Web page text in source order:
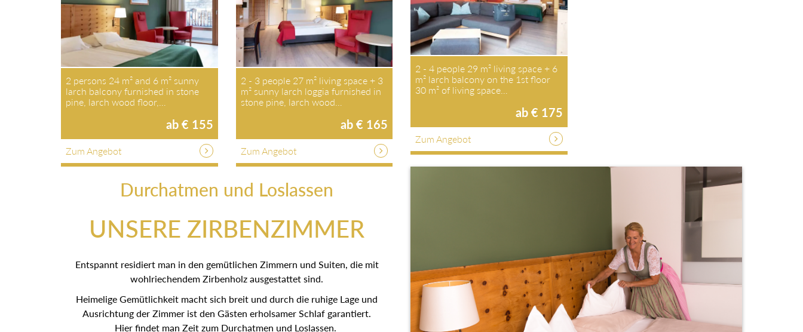
2 persons 24 m² and 6 m² sunny
larch balcony furnished in stone
pine, larch wood floor,…
ab € 155
Zum Angebot
2 - 3 people 27 m² living space + 3
m² sunny larch loggia furnished in
stone pine, larch wood…
ab € 165
Zum Angebot
2 - 4 people 29 m² living space + 6
m² larch balcony on the 1st floor
30 m² of living space…
ab € 175
Zum Angebot
Durchatmen und Loslassen
UNSERE ZIRBENZIMMER
Entspannt residiert man in den gemütlichen Zimmern und Suiten, die mit
wohlriechendem Zirbenholz ausgestattet sind.
Heimelige Gemütlichkeit macht sich breit und durch die ruhige Lage und
Ausrichtung der Zimmer ist den Gästen erholsamer Schlaf garantiert.
Hier findet man Zeit zum Durchatmen und Loslassen.